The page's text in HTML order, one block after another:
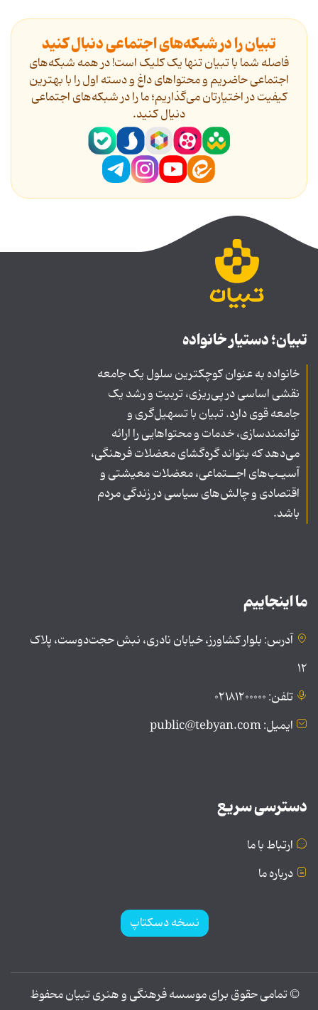
تبیان را در شبکه‌های اجتماعی دنبال کنید
فاصله شما با تبیان تنها یک کلیک است! در همه شبکه‌های
اجتماعی حاضریم و محتواهای داغ و دسته اول را با بهترین
کیفیت در اختیارتان می‌گذاریم؛ ما را در شبکه‌های اجتماعی
دنیال کنید.
تبیان؛ دستیار خانواده
خانواده به عنوان کوچکترین سلول یک جامعه
نقشی اساسی در پی‌ریزی، تربیت و رشد یک
جامعه قوی دارد. تبیان با تسهیل‌گری و
توانمندسازی، خدمات و محتواهایی را ارائه
می‌دهد که بتواند گره‌گشای معضلات فرهنگی،
آسیـب‌های اجــتماعی، معضلات معیشتی و
اقتصادی و چالش‌های سیاسی در زندگی مردم
باشد.
ما اینجاییم
آدرس: بلوار کشاورز، خیابان نادری، نبش حجت‌دوست، پلاک
۱۲
تلفن: ۰۲۱۸۱۲۰۰۰۰۰
ایمیل: public@tebyan.com
دسترسی سریع
ارتباط با ما
درباره ما
نسخه دسکتاپ
© تمامی حقوق برای موسسه فرهنگی و هنری تبیان محفوظ